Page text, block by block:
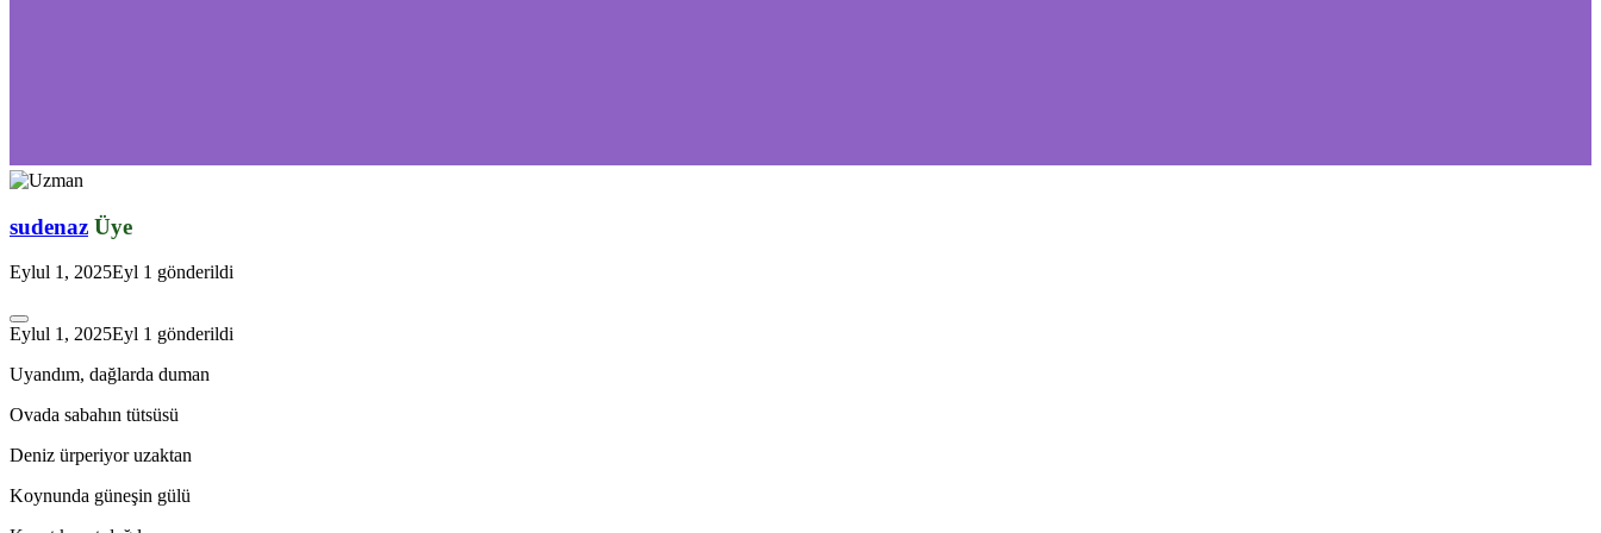
sudenaz Üye
Eylul 1, 2025Eyl 1 gönderildi
Eylul 1, 2025Eyl 1 gönderildi
Uyandım, dağlarda duman
Ovada sabahın tütsüsü
Deniz ürperiyor uzaktan
Koynunda güneşin gülü